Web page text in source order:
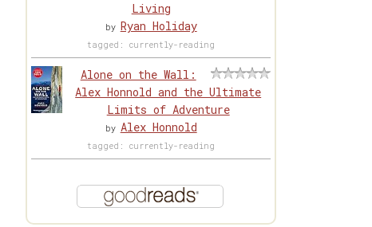
Living
by Ryan Holiday
tagged: currently-reading
Alone on the Wall:
Alex Honnold and the Ultimate
Limits of Adventure
by Alex Honnold
tagged: currently-reading